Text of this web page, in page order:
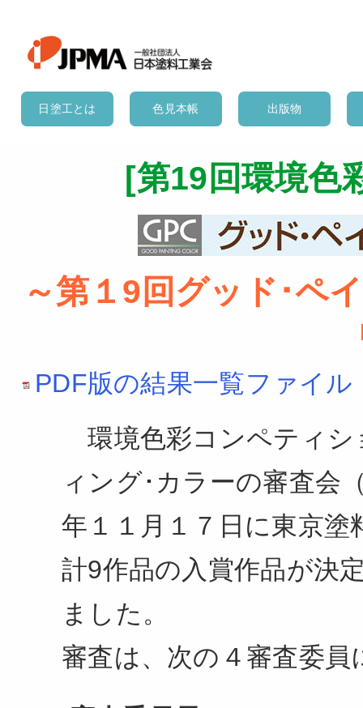
日塗工とは 色見本帳 出版物
[第19回環境色
～第１9回グッド･ペ
PDF版の結果一覧ファイル
環境色彩コンペティシ
ィング･カラーの審査会
年１１月１７日に東京
計9作品の入賞作品が決
ました。
審査は、次の４審査委